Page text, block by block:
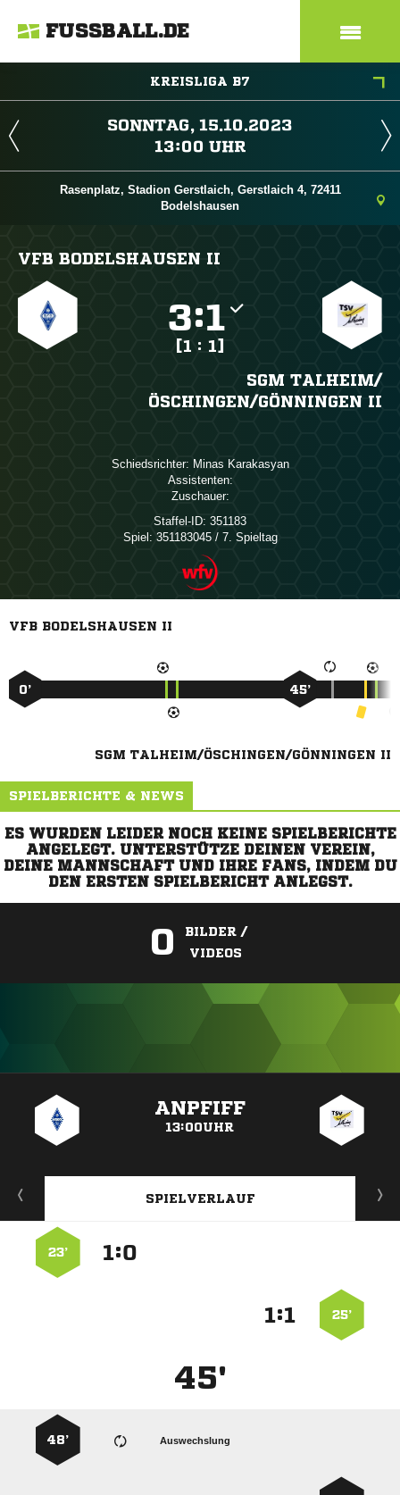
FUSSBALL.DE
KREISLIGA B7
 
 
Rasenplatz, Stadion Gerstlaich, Gerstlaich 4, 72411
Bodelshausen
VFB BODELSHAUSEN II
:
[1 : 1]
SGM TALHEIM/​
ÖSCHINGEN/​GÖNNINGEN II
Schiedsrichter:  
Assistenten:
Zuschauer:
Staffel-ID: 351183
Spiel: 351183045 / 7. Spieltag
VFB BODELSHAUSEN II
0’ 45’
SGM TALHEIM/ÖSCHINGEN/GÖNNINGEN II
SPIELBERICHTE & NEWS
ES WURDEN LEIDER NOCH KEINE SPIELBERICHTE
ANGELEGT. UNTERSTÜTZE DEINEN VEREIN,
DEINE MANNSCHAFT UND IHRE FANS, INDEM DU
DEN ERSTEN SPIELBERICHT ANLEGST.
0
BILDER /
VIDEOS
ANPFIFF
13:00UHR
SPIELVERLAUF
:
23’
25’
:
45'
Auswechslung
48’